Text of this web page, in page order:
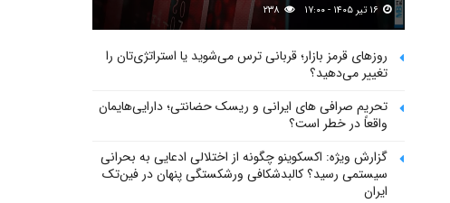
روزهای قرمز بازار؛ قربانی ترس می‌شوید یا استراتژی‌تان را
تغییر می‌دهید؟
تحریم صرافی های ایرانی و ریسک حضانتی؛ دارایی‌هایمان
واقعاً در خطر است؟
گزارش ویژه: اکسکوینو چگونه از اختلالی ادعایی به بحرانی
سیستمی رسید؟ کالبدشکافی ورشکستگی پنهان در فین‌تک
ایران